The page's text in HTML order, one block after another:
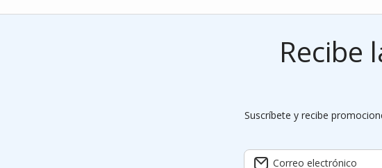
Recibe
Suscríbete y recibe
Correo electrónico